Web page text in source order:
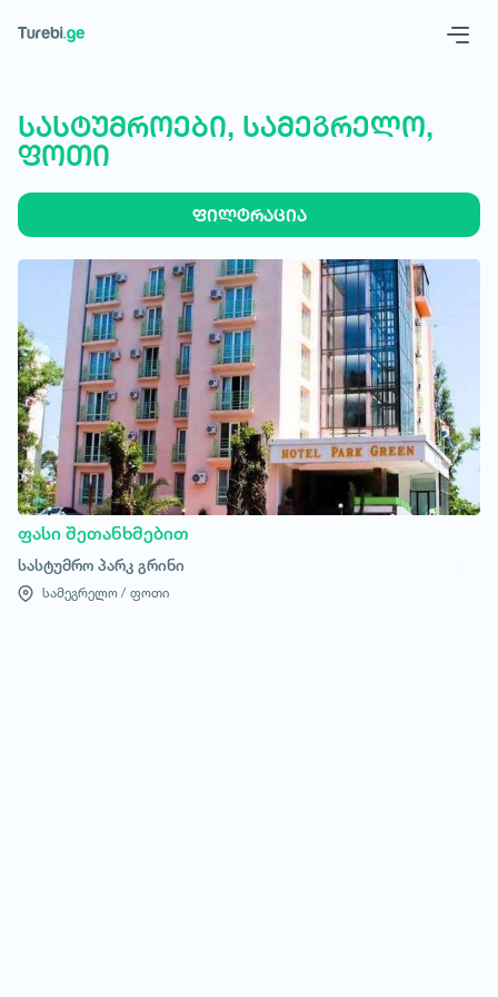
სასტუმროები, სამეგრელო,
ფოთი
ფილტრაცია
ფასი შეთანხმებით
სასტუმრო პარკ გრინი
სამეგრელო / ფოთი